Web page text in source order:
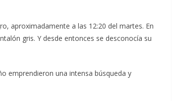
aproximadamente a las 12:20 del martes. En
gris. Y desde entonces se desconocía su
emprendieron una intensa búsqueda y